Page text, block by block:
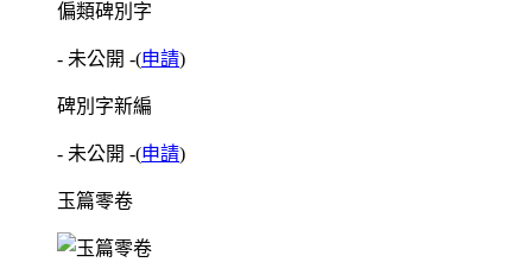
偏類碑別字
- 未公開 -(申請)
碑別字新編
- 未公開 -(申請)
玉篇零卷